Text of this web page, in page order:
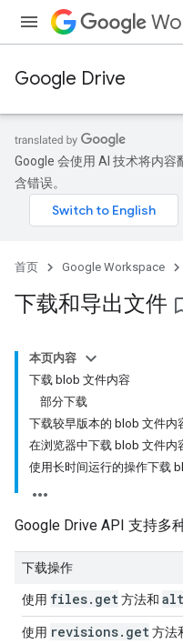
Google Drive
Google 会使用 AI 技术将内
含错误。
首页 Google Workspace
下载和导出文件
本页内容
下载 blob 文件内容
部分下载
下载较早版本的 blob 文件内
在浏览器中下载 blob 文件内
使用长时间运行的操作下载
Google Drive API 支持多
下载操作
使用 files. get方法和
使用 revisions. get方法